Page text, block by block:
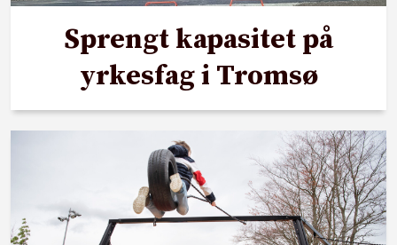
Sprengt kapasitet på
yrkesfag i Tromsø